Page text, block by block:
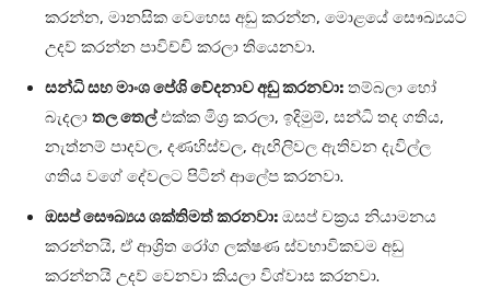
කරන්න, මානසික වෙහෙස අඩු කරන්න, මොළයේ සෞඛ්‍යයට
උදව් කරන්න පාවිච්චි කරලා තියෙනවා.
සන්ධි සහ මාංශ පේශි වේදනාව අඩු කරනවා: තම්බලා හෝ
බැදලා තල තෙල්එක්ක මිශ්‍ර කරලා, ඉදිමුම්, සන්ධි තද ගතිය,
නැත්නම් පාදවල, දණහිස්වල, ඇඟිලිවල ඇතිවන දැවිල්ල
ගතිය වගේ දේවලට පිටින් ආලේප කරනවා.
ඔසප් සෞඛ්‍යය ශක්තිමත් කරනවා: ඔසප් චක්‍රය නියාමනය
කරන්නයි, ඒ ආශ්‍රිත රෝග ලක්ෂණ ස්වභාවිකවම අඩු
කරන්නයි උදව් වෙනවා කියලා විශ්වාස කරනවා.